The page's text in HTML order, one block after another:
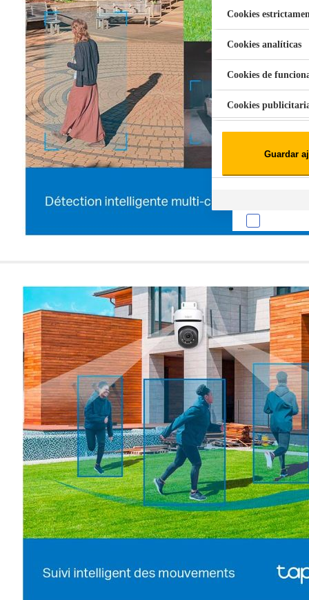
Aspiradora Quitamanchas 450W
Cookies
Cookies analíticas
Cookies de
Cookies
Cuando visitas un
Esta información
que el sitio web
experiencia web
tipos de cookies.
las cookies que se
los servicios que
Más información
Cookies
Estas cookies son
cookies
administrar tu
presentación del
existencia de estas
información de
Cookies analíticas
Guardar